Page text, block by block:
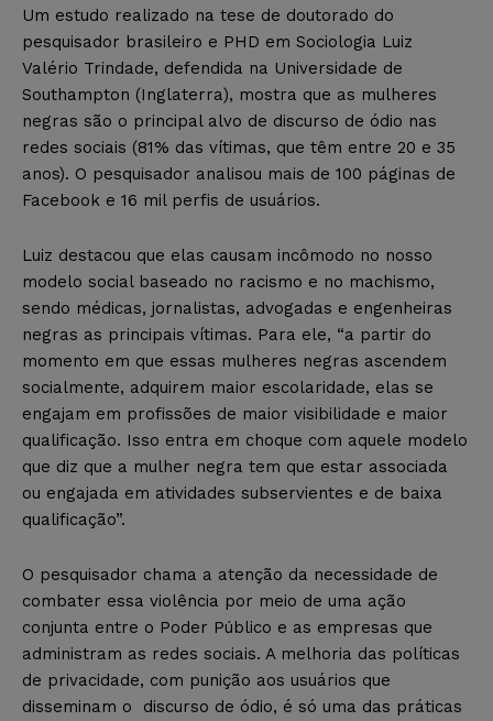
Um estudo realizado na tese de doutorado do
pesquisador brasileiro e PHD em Sociologia Luiz
Valério Trindade, defendida na Universidade de
Southampton (Inglaterra), mostra que as mulheres
negras são o principal alvo de discurso de ódio nas
redes sociais (81% das vítimas, que têm entre 20 e 35
anos). O pesquisador analisou mais de 100 páginas de
Facebook e 16 mil perfis de usuários.
Luiz destacou que elas causam incômodo no nosso
modelo social baseado no racismo e no machismo,
sendo médicas, jornalistas, advogadas e engenheiras
negras as principais vítimas. Para ele, “a partir do
momento em que essas mulheres negras ascendem
socialmente, adquirem maior escolaridade, elas se
engajam em profissões de maior visibilidade e maior
qualificação. Isso entra em choque com aquele modelo
que diz que a mulher negra tem que estar associada
ou engajada em atividades subservientes e de baixa
qualificação”.
O pesquisador chama a atenção da necessidade de
combater essa violência por meio de uma ação
conjunta entre o Poder Público e as empresas que
administram as redes sociais. A melhoria das políticas
de privacidade, com punição aos usuários que
disseminam o discurso de ódio, é só uma das práticas